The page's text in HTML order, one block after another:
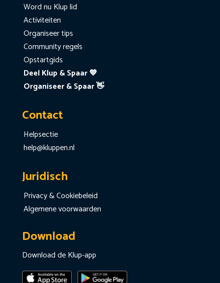
Word nu Klup lid
Activiteiten
Organiseer tips
Community regels
Opstartgids
Deel Klup & Spaar 💙
Organiseer & Spaar 👋
Contact
Helpsectie
help@kluppen.nl
Juridisch
Privacy & Cookiebeleid
Algemene voorwaarden
Download
Download de Klup-app